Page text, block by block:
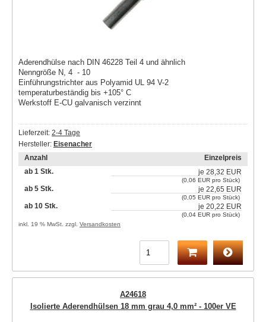
Aderendhülse nach DIN 46228 Teil 4 und ähnlich
Nenngröße N, 4 - 10
Einführungstrichter aus Polyamid UL 94 V-2
temperaturbeständig bis +105° C
Werkstoff E-CU galvanisch verzinnt
Lieferzeit: 2-4 Tage
Hersteller: Eisenacher
Anzahl
Einzelpreis
ab 1 Stk.
je 28,32 EUR
(0,06 EUR pro Stück)
ab 5 Stk. je 22,65 EUR
(0,05 EUR pro Stück)
ab 10 Stk. je 20,22 EUR
(0,04 EUR pro Stück)
inkl. 19 % MwSt. zzgl. Versandkosten
A24618
Isolierte Aderendhülsen 18 mm grau 4,0 mm² - 100er VE